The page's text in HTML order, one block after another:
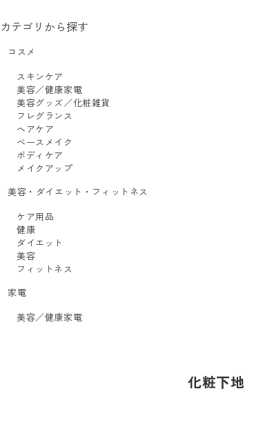
カテゴリから探す
コスメ
スキンケア
美容／健康家電
美容グッズ／化粧雑貨
フレグランス
ヘアケア
ベースメイク
ボディケア
メイクアップ
美容・ダイエット・フィットネス
ケア用品
健康
ダイエット
美容
フィットネス
家電
美容／健康家電
化粧下地